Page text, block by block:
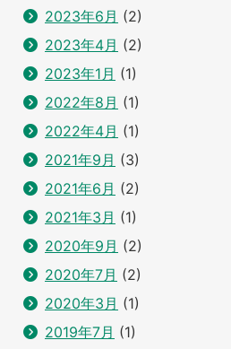
2023年6月 (2)
2023年4月 (2)
2023年1月 (1)
2022年8月 (1)
2022年4月 (1)
2021年9月 (3)
2021年6月 (2)
2021年3月 (1)
2020年9月 (2)
2020年7月 (2)
2020年3月 (1)
2019年7月 (1)